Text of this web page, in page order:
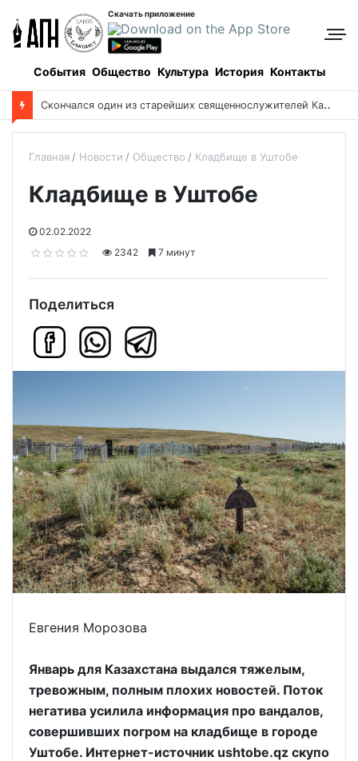
Скачать приложение
События Общество Культура История Контакты
С
кончался один из старейших священнослужителей Казахстана
Главная Новости Общество Кладбище в Уштобе
Кладбище в Уштобе
02.02.2022
2342
7 минут
Поделиться
Евгения Морозова
Январь для Казахстана выдался тяжелым,
тревожным, полным плохих новостей. Поток
негатива усилила информация про вандалов,
совершивших погром на кладбище в городе
Уштобе. Интернет-источник ushtobe.qz скупо